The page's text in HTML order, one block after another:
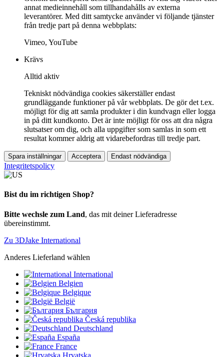
annat medieinnehåll som tillhandahålls av externa
leverantörer. Med ditt samtycke använder vi följande tjänster
från tredje part på denna webbplats:
Vimeo, YouTube
Krävs
Alltid aktiv
Tekniskt nödvändiga cookies säkerställer endast
grundläggande funktioner på vår webbplats. De gör det t.ex.
möjligt för dig att samla produkter i din kundvagn eller logga
in på ditt kundkonto. Det är inte möjligt för oss att dra några
slutsatser om dig, och alla uppgifter som samlas in som ett
resultat kommer aldrig att vidarebefordras till tredje part.
Spara inställningar Acceptera Endast nödvändiga
Integritetspolicy
Bist du im richtigen Shop?
Bitte wechsle zum Land, das mit deiner Lieferadresse
übereinstimmt.
Zu 3DJake International
Anderes Lieferland wählen
International
Belgien
Belgique
België
България
Česká republika
Deutschland
España
France
Hrvatska